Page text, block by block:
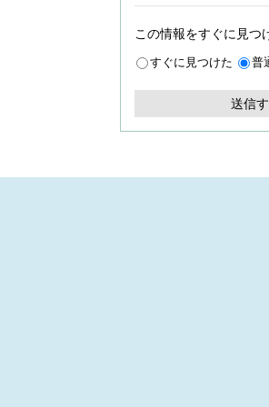
この情報をすぐに見つ
すぐに見つけた 普